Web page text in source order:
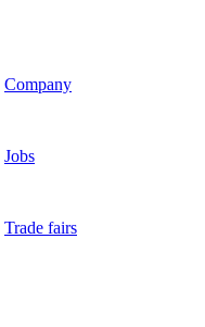
Company
Jobs
Trade fairs